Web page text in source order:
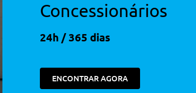
Concessionários
24h / 365 dias
ENCONTRAR AGORA